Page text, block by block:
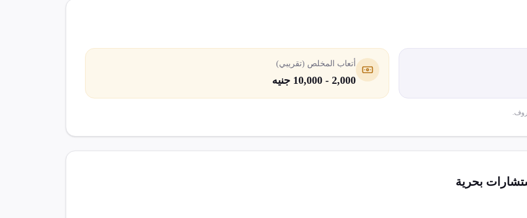
أتعاب المخلص (تقريبي)
2,000 - 10,000 جنيه
بحرية